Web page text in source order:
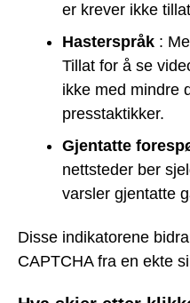
er krever ikke
Hasterspråk :
Tillat for å se
ikke med mindre
presstaktikker.
Gjentatte
nettsteder ber
varsler gjentatte
Disse indikatorene
CAPTCHA fra en ekte